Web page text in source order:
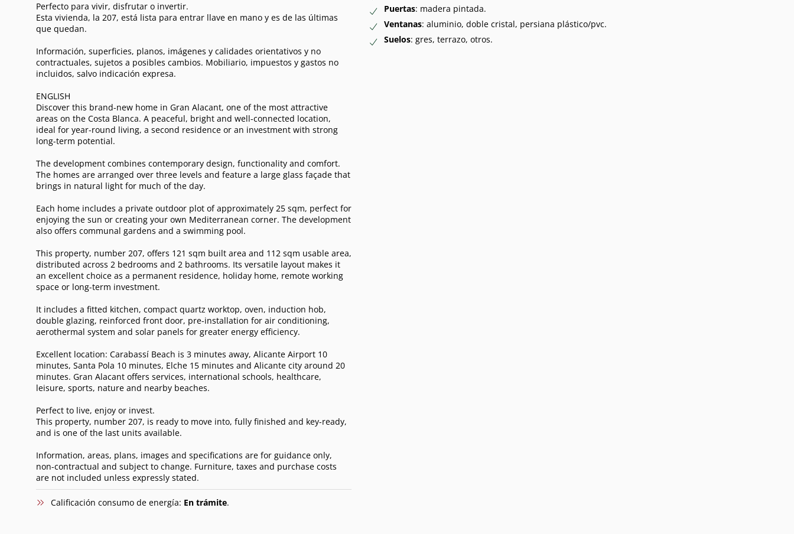
Perfecto para vivir, disfrutar o invertir.
Esta vivienda, la 207, está lista para entrar llave en mano y es de las últimas
que quedan.
Información, superficies, planos, imágenes y calidades orientativos y no
contractuales, sujetos a posibles cambios. Mobiliario, impuestos y gastos no
incluidos, salvo indicación expresa.
ENGLISH
Discover this brand-new home in Gran Alacant, one of the most attractive
areas on the Costa Blanca. A peaceful, bright and well-connected location,
ideal for year-round living, a second residence or an investment with strong
long-term potential.
The development combines contemporary design, functionality and comfort.
The homes are arranged over three levels and feature a large glass façade that
brings in natural light for much of the day.
Each home includes a private outdoor plot of approximately 25 sqm, perfect for
enjoying the sun or creating your own Mediterranean corner. The development
also offers communal gardens and a swimming pool.
This property, number 207, offers 121 sqm built area and 112 sqm usable area,
distributed across 2 bedrooms and 2 bathrooms. Its versatile layout makes it
an excellent choice as a permanent residence, holiday home, remote working
space or long-term investment.
It includes a fitted kitchen, compact quartz worktop, oven, induction hob,
double glazing, reinforced front door, pre-installation for air conditioning,
aerothermal system and solar panels for greater energy efficiency.
Excellent location: Carabassí Beach is 3 minutes away, Alicante Airport 10
minutes, Santa Pola 10 minutes, Elche 15 minutes and Alicante city around 20
minutes. Gran Alacant offers services, international schools, healthcare,
leisure, sports, nature and nearby beaches.
Perfect to live, enjoy or invest.
This property, number 207, is ready to move into, fully finished and key-ready,
and is one of the last units available.
Information, areas, plans, images and specifications are for guidance only,
non-contractual and subject to change. Furniture, taxes and purchase costs
are not included unless expressly stated.
Calificación consumo de energía: En trámite.
Puertas: madera pintada.
Ventanas: aluminio, doble cristal, persiana plástico/pvc.
Suelos: gres, terrazo, otros.